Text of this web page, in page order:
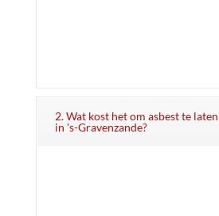
2. Wat kost het om asbest te
in 's-Gravenzande?